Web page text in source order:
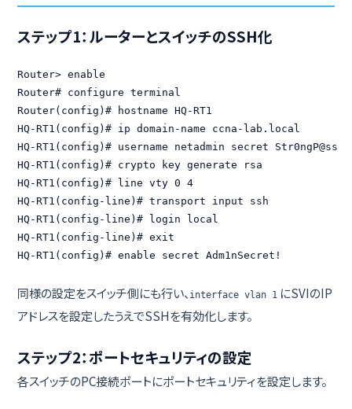
ステップ1：ルーターとスイッチのSSH化
Router> enable
Router# configure terminal
Router(config)# hostname HQ-RT1
HQ-RT1(config)# ip domain-name ccna-lab.local
HQ-RT1(config)# username netadmin secret Str0ngP@ss
HQ-RT1(config)# crypto key generate rsa
HQ-RT1(config)# line vty 0 4
HQ-RT1(config-line)# transport input ssh
HQ-RT1(config-line)# login local
HQ-RT1(config-line)# exit
HQ-RT1(config)# enable secret Adm1nSecret!
同様の設定をスイッチ側にも行い、 interface vlan 1 にSVIのIP
アドレスを設定したうえでSSHを有効化します。
ステップ2：ポートセキュリティの設定
各スイッチのPC接続ポートにポートセキュリティを設定します。